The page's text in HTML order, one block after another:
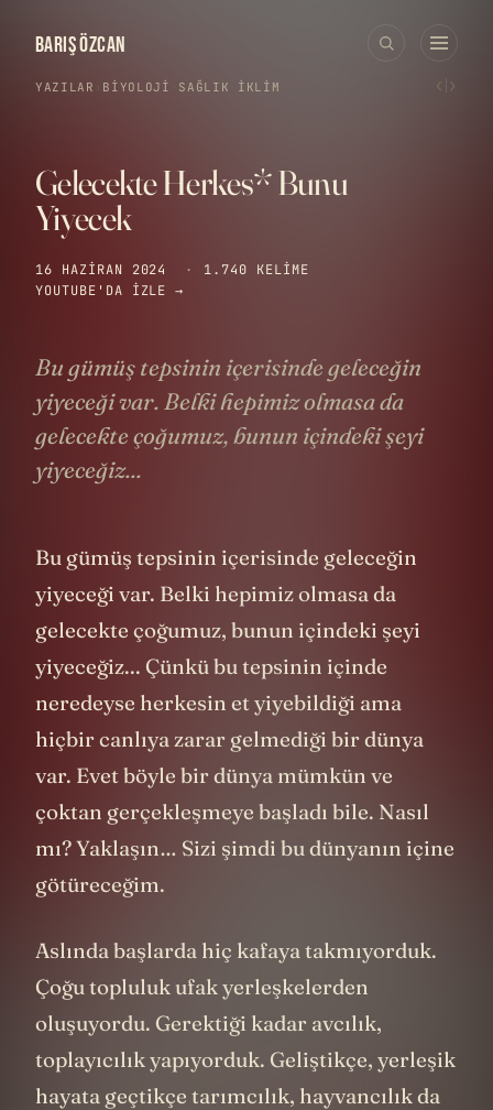
BARIŞ ÖZCAN
YAZILAR BIYOLOJI SAĞLIK İKLIM ‹ ›
Gelecekte Herkes* Bunu
Yiyecek
16 HAZIRAN 2024 ·
1.740 KELIME
YOUTUBE'DA IZLE →
Bu gümüş tepsinin içerisinde geleceğin
yiyeceği var. Belki hepimiz olmasa da
gelecekte çoğumuz, bunun içindeki şeyi
yiyeceğiz...
Bu gümüş tepsinin içerisinde geleceğin
yiyeceği var. Belki hepimiz olmasa da
gelecekte çoğumuz, bunun içindeki şeyi
yiyeceğiz... Çünkü bu tepsinin içinde
neredeyse herkesin et yiyebildiği ama
hiçbir canlıya zarar gelmediği bir dünya
var. Evet böyle bir dünya mümkün ve
çoktan gerçekleşmeye başladı bile. Nasıl
mı? Yaklaşın… Sizi şimdi bu dünyanın içine
götüreceğim.
Aslında başlarda hiç kafaya takmıyorduk.
Çoğu topluluk ufak yerleşkelerden
oluşuyordu. Gerektiği kadar avcılık,
toplayıcılık yapıyorduk. Geliştikçe, yerleşik
hayata geçtikçe tarımcılık, hayvancılık da